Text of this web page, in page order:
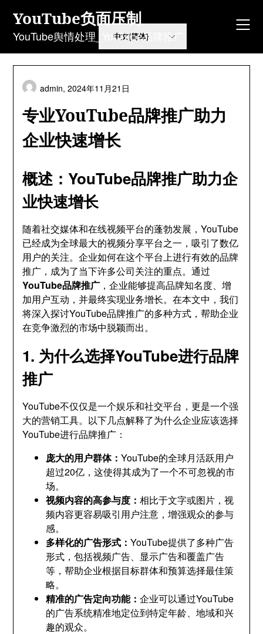
content
YouTube负面压制
YouTube舆情处理_YouTube品牌推广
专业YouTube品牌推广助力
企业快速增长
admin,2024年11月21日
概述：YouTube品牌推广助力企
业快速增长
随着社交媒体和在线视频平台的蓬勃发展，YouTube
已经成为全球最大的视频分享平台之一，吸引了数亿
用户的关注。企业如何在这个平台上进行有效的品牌
推广，成为了当下许多公司关注的重点。通过
YouTube品牌推广 ，企业能够提高品牌知名度、增
加用户互动，并最终实现业务增长。在本文中，我们
将深入探讨YouTube品牌推广的多种方式，帮助企业
在竞争激烈的市场中脱颖而出。
1. 为什么选择YouTube进行品牌
推广
YouTube不仅仅是一个娱乐和社交平台，更是一个强
大的营销工具。以下几点解释了为什么企业应该选择
YouTube进行品牌推广：
庞大的用户群体：YouTube的全球月活跃用户
超过20亿，这使得其成为了一个不可忽视的市
场。
视频内容的高参与度：相比于文字或图片，视
频内容更容易吸引用户注意，增强观众的参与
感。
多样化的广告形式：YouTube提供了多种广告
形式，包括视频广告、显示广告和覆盖广告
等，帮助企业根据目标群体和预算选择最佳策
略。
精准的广告定向功能：企业可以通过YouTube
的广告系统精准地定位到特定年龄、地域和兴
趣的观众。